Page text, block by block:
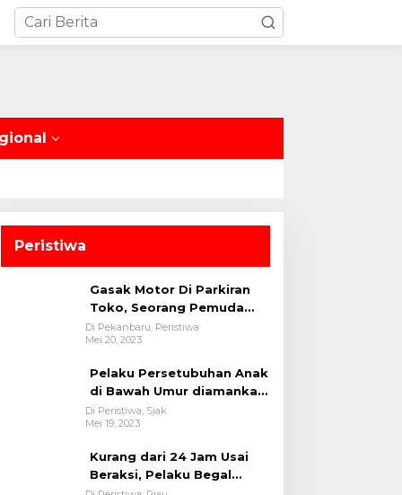
Peristiwa
Gasak Motor Di Parkiran
Toko, Seorang Pemuda
Diamankan Polsek Bukit
Raya
Di Pekanbaru, Peristiwa
Mei 20, 2023
Pelaku Persetubuhan Anak
di Bawah Umur diamankan
oleh tim Opsnal Polsek
Tualang-Polres Siak-Polda
Di Peristiwa, Siak
Mei 19, 2023
Kurang dari 24 Jam Usai
Beraksi, Pelaku Begal